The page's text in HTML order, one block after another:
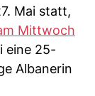
Mai statt,
Mittwoch
eine 25-
Albanerin